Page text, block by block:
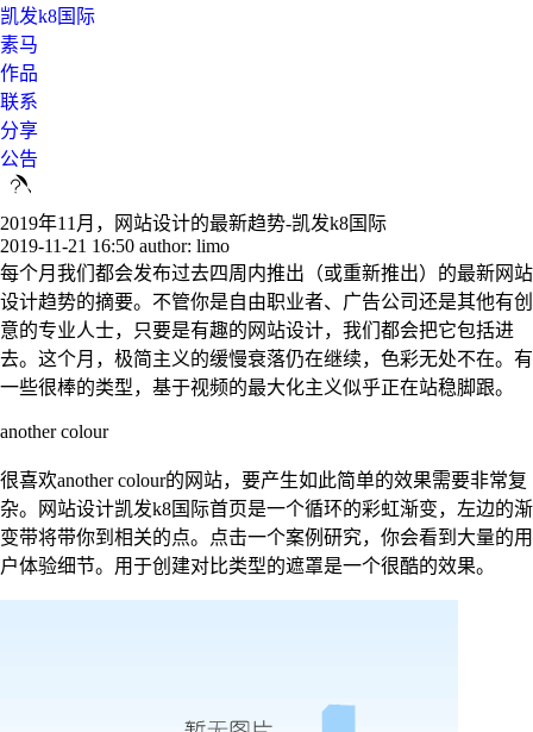
凯发k8国际
素马
作品
联系
分享
公告
2019年11月，网站设计的最新趋势-凯发k8国际
2019-11-21 16:50 author: limo
每个月我们都会发布过去四周内推出（或重新推出）的最新网站
设计趋势的摘要。不管你是自由职业者、广告公司还是其他有创
意的专业人士，只要是有趣的网站设计，我们都会把它包括进
去。这个月，极简主义的缓慢衰落仍在继续，色彩无处不在。有
一些很棒的类型，基于视频的最大化主义似乎正在站稳脚跟。
another colour
很喜欢another colour的网站，要产生如此简单的效果需要非常复
杂。网站设计凯发k8国际首页是一个循环的彩虹渐变，左边的渐
变带将带你到相关的点。点击一个案例研究，你会看到大量的用
户体验细节。用于创建对比类型的遮罩是一个很酷的效果。